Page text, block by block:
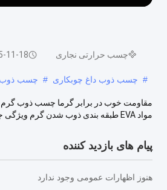
چسب حرارتی نجاری 11-18
# چسب ذوب داغ چوبکاری # چسب ذوب
مواد EVA طبقه بندی ذوب شدن گرم ویژگی جامد مشخصات 25 کیلوگرم علامت تجاری EG منش...
پیام های بازدید کننده
هنوز اظهارات عمومی وجود ندارد